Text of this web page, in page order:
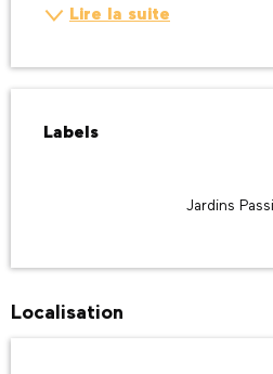
Lire la suite
Labels
Labels
Jardins
Localisation